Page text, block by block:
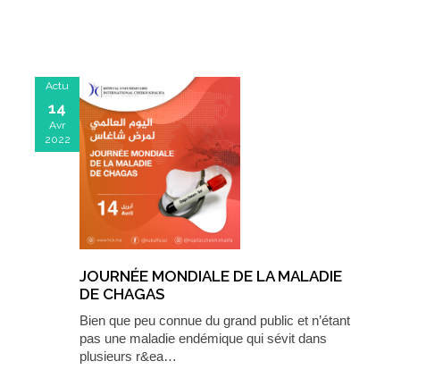
Actu
14
Avr
2022
JOURNÉE MONDIALE DE LA MALADIE
DE CHAGAS
Bien que peu connue du grand public et n’étant
pas une maladie endémique qui sévit dans
plusieurs r&ea…